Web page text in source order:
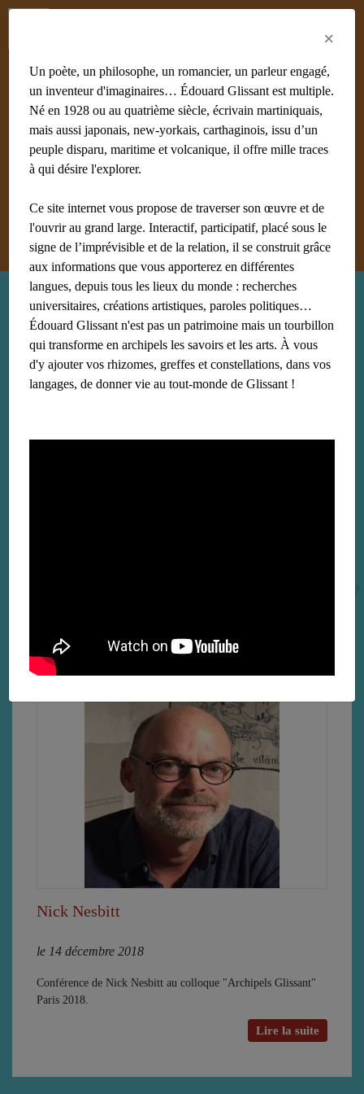
#achiery #acoma #adami #afrique #agnès B
#algérie
#Aliocha Wald Lasowski #amériques
#amis
#anthropologie
Afficher tous les mots clés
Recherche : princeton
Nick Nesbitt
le 14 décembre 2018
Conférence de Nick Nesbitt au colloque "Archipels Glissant"
Paris 2018.
Lire la suite
×
Un poète, un philosophe, un romancier, un parleur engagé,
un inventeur d'imaginaires… Édouard Glissant est multiple.
Né en 1928 ou au quatrième siècle, écrivain martiniquais,
mais aussi japonais, new-yorkais, carthaginois, issu d’un
peuple disparu, maritime et volcanique, il offre mille traces
à qui désire l'explorer.
Ce site internet vous propose de traverser son œuvre et de
l'ouvrir au grand large. Interactif, participatif, placé sous le
signe de l’imprévisible et de la relation, il se construit grâce
aux informations que vous apporterez en différentes
langues, depuis tous les lieux du monde : recherches
universitaires, créations artistiques, paroles politiques…
Édouard Glissant n'est pas un patrimoine mais un tourbillon
qui transforme en archipels les savoirs et les arts. À vous
d'y ajouter vos rhizomes, greffes et constellations, dans vos
langages, de donner vie au tout-monde de Glissant !